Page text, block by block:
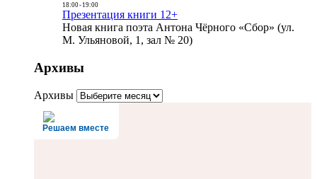
18:00- 19:00
Презентация книги 12+
Новая книга поэта Антона Чёрного «Сбор» (ул.
М. Ульяновой, 1, зал № 20)
Архивы
Архивы
Решаем вместе